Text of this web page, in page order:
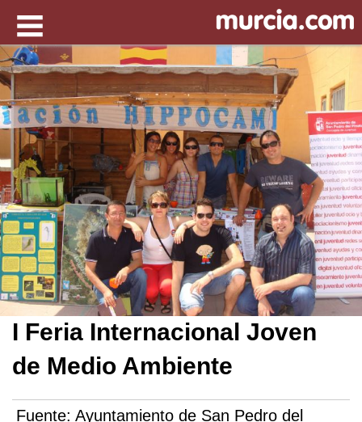
I Feria Internacional Joven
de Medio Ambiente
Fuente: Ayuntamiento de San Pedro del